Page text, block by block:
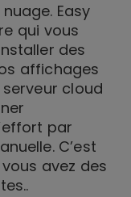
Easy
qui vous
des
affichages
cloud
par
C’est
avez des